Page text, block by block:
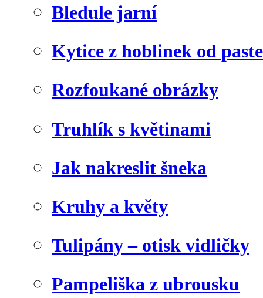
Bledule jarní
Kytice z hoblinek od
Rozfoukané obrázky
Truhlík s květinami
Jak nakreslit šneka
Kruhy a květy
Tulipány – otisk vidličky
Pampeliška z ubrousku